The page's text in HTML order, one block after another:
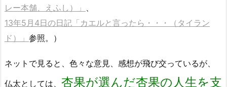
レー本舗、えふし）」
13年5月4日の日記「カエルと言ったら・・・（タイラン
ド）」 参照。）
ネットで見ると、色々な意見、感想が飛び交っているが、
仏太としては、 杏果が選んだ杏果の人生を支